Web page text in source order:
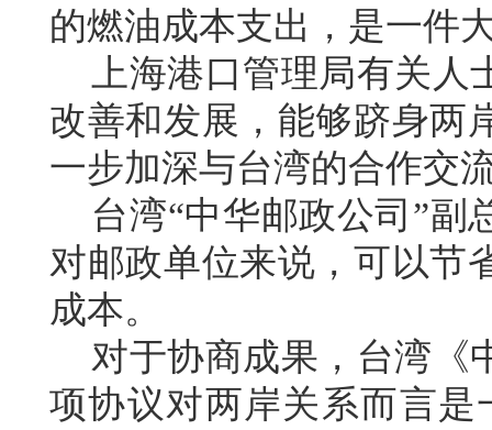
的燃油成本支出，是一件
上海港口管理局有关人
改善和发展，能够跻身两
一步加深与台湾的合作交
台湾“中华邮政公司”副
对邮政单位来说，可以节
成本。
对于协商成果，台湾《
项协议对两岸关系而言